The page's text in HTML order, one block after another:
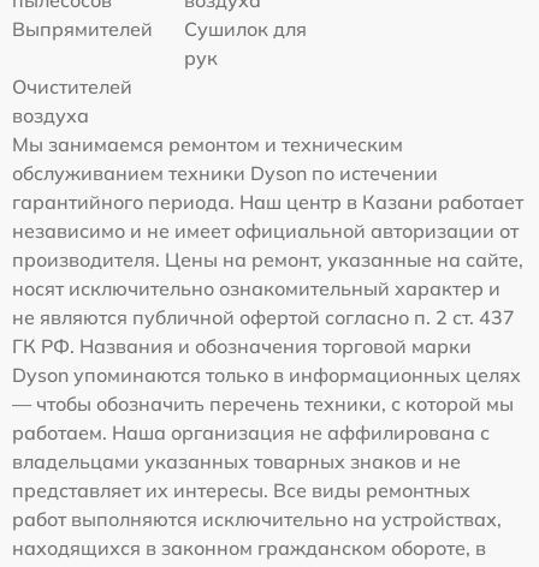
Выпрямителей
Сушилок для
рук
Очистителей
воздуха
Мы занимаемся ремонтом и техническим
обслуживанием техники Dyson по истечении
гарантийного периода. Наш центр в Казани работает
независимо и не имеет официальной авторизации от
производителя. Цены на ремонт, указанные на сайте,
носят исключительно ознакомительный характер и
не являются публичной офертой согласно п. 2 ст. 437
ГК РФ. Названия и обозначения торговой марки
Dyson упоминаются только в информационных целях
— чтобы обозначить перечень техники, с которой мы
работаем. Наша организация не аффилирована с
владельцами указанных товарных знаков и не
представляет их интересы. Все виды ремонтных
работ выполняются исключительно на устройствах,
находящихся в законном гражданском обороте, в